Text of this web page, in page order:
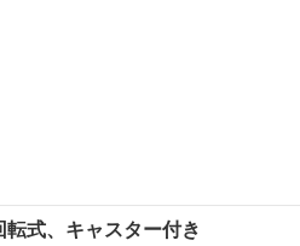
式、キャスター付き